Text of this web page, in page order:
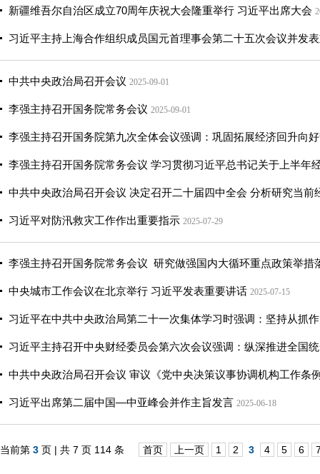
新疆维吾尔自治区成立70周年庆祝大会隆重举行 习近平出席大会
习近平主持上海合作组织成员国元首理事会第二十五次会议并发
中共中央政治局召开会议 2025-09-01
李强主持召开国务院常务会议 2025-09-01
李强主持召开国务院第九次全体会议强调：巩固拓展经济回升向
李强主持召开国务院常务会议 学习贯彻习近平总书记关于上半年
中共中央政治局召开会议 决定召开二十届四中全会 分析研究当
习近平对防汛救灾工作作出重要指示 2025-07-29
李强主持召开国务院常务会议 研究做强国内大循环重点政策举措
中央城市工作会议在北京举行 习近平发表重要讲话 2025-07-15
习近平在中共中央政治局第二十一次集体学习时强调：坚持从抓
习近平主持召开中央财经委员会第六次会议强调：纵深推进全国
中共中央政治局召开会议 审议《党中央决策议事协调机构工作条
习近平出席第二届中国—中亚峰会并作主旨发言 2025-06-18
当前第 3 页 | 共 7 页 114 条 首页 上一页 1 2 3 4 5 6